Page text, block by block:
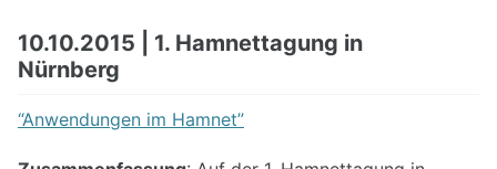
10.10.2015 | 1. Hamnettagung in
Nürnberg
“Anwendungen im Hamnet”